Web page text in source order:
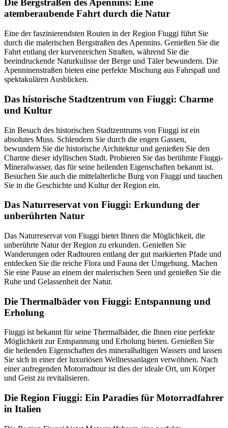
Die Bergstraßen des Apennins: Eine
atemberaubende Fahrt durch die Natur
Eine der faszinierendsten Routen in der Region Fiuggi führt Sie
durch die malerischen Bergstraßen des Apennins. Genießen Sie die
Fahrt entlang der kurvenreichen Straßen, während Sie die
beeindruckende Naturkulisse der Berge und Täler bewundern. Die
Apenninenstraßen bieten eine perfekte Mischung aus Fahrspaß und
spektakulären Ausblicken.
Das historische Stadtzentrum von Fiuggi: Charme
und Kultur
Ein Besuch des historischen Stadtzentrums von Fiuggi ist ein
absolutes Muss. Schlendern Sie durch die engen Gassen,
bewundern Sie die historische Architektur und genießen Sie den
Charme dieser idyllischen Stadt. Probieren Sie das berühmte Fiuggi-
Mineralwasser, das für seine heilenden Eigenschaften bekannt ist.
Besuchen Sie auch die mittelalterliche Burg von Fiuggi und tauchen
Sie in die Geschichte und Kultur der Region ein.
Das Naturreservat von Fiuggi: Erkundung der
unberührten Natur
Das Naturreservat von Fiuggi bietet Ihnen die Möglichkeit, die
unberührte Natur der Region zu erkunden. Genießen Sie
Wanderungen oder Radtouren entlang der gut markierten Pfade und
entdecken Sie die reiche Flora und Fauna der Umgebung. Machen
Sie eine Pause an einem der malerischen Seen und genießen Sie die
Ruhe und Gelassenheit der Natur.
Die Thermalbäder von Fiuggi: Entspannung und
Erholung
Fiuggi ist bekannt für seine Thermalbäder, die Ihnen eine perfekte
Möglichkeit zur Entspannung und Erholung bieten. Genießen Sie
die heilenden Eigenschaften des mineralhaltigen Wassers und lassen
Sie sich in einer der luxuriösen Wellnessanlagen verwöhnen. Nach
einer aufregenden Motorradtour ist dies der ideale Ort, um Körper
und Geist zu revitalisieren.
Die Region Fiuggi: Ein Paradies für Motorradfahrer
in Italien